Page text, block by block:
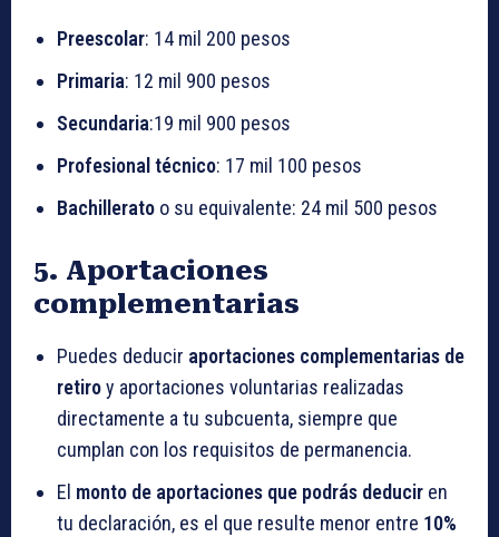
Preescolar: 14 mil 200 pesos
Primaria: 12 mil 900 pesos
Secundaria:19 mil 900 pesos
Profesional técnico: 17 mil 100 pesos
Bachillerato o su equivalente: 24 mil 500 pesos
5. Aportaciones
complementarias
Puedes deducir aportaciones complementarias de
retiroy aportaciones voluntarias realizadas
directamente a tu subcuenta, siempre que
cumplan con los requisitos de permanencia.
El monto de aportaciones que podrás deducir en
tu declaración, es el que resulte menor entre 10%